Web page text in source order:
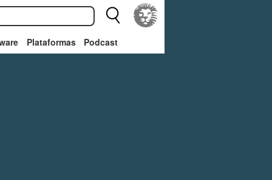
Plataformas Podcast